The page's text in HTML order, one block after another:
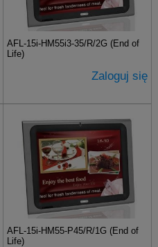
AFL-15i-HM55i3-35/R/2G (End of
Life)
Zaloguj się
AFL-15i-HM55-P45/R/1G (End of
Life)